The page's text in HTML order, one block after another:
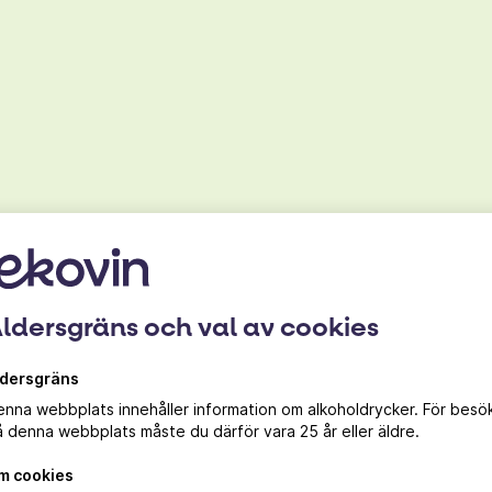
Druva
Parellada
och val av cookies
webbplats innehåller information om alkoholdrycker. För
denna webbplats måste du därför vara 25 år eller äldre.
cookies